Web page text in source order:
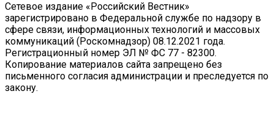
Сетевое издание «Российский Вестник»
зарегистрировано в Федеральной службе по надзору в
сфере связи, информационных технологий и массовых
коммуникаций (Роскомнадзор) 08.12.2021 года.
Регистрационный номер ЭЛ № ФС 77 - 82300.
Копирование материалов сайта запрещено без
письменного согласия администрации и преследуется по
закону.